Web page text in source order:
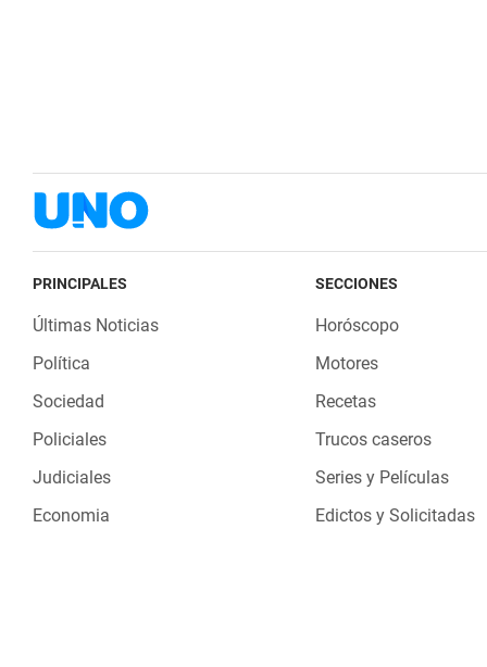
PRINCIPALES
Últimas Noticias
Política
Sociedad
Policiales
Judiciales
Economia
SECCIONES
Horóscopo
Motores
Recetas
Trucos caseros
Series y Películas
Edictos y Solicitadas